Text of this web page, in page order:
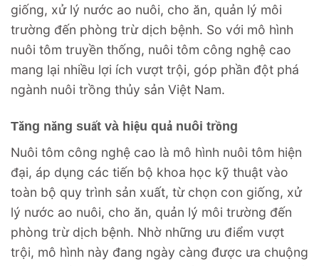
giống, xử lý nước ao nuôi, cho ăn, quản lý môi
trường đến phòng trừ dịch bệnh. So với mô hình
nuôi tôm truyền thống, nuôi tôm công nghệ cao
mang lại nhiều lợi ích vượt trội, góp phần đột phá
ngành nuôi trồng thủy sản Việt Nam.
Tăng năng suất và hiệu quả nuôi trồng
Nuôi tôm công nghệ cao là mô hình nuôi tôm hiện
đại, áp dụng các tiến bộ khoa học kỹ thuật vào
toàn bộ quy trình sản xuất, từ chọn con giống, xử
lý nước ao nuôi, cho ăn, quản lý môi trường đến
phòng trừ dịch bệnh. Nhờ những ưu điểm vượt
trội, mô hình này đang ngày càng được ưa chuộng